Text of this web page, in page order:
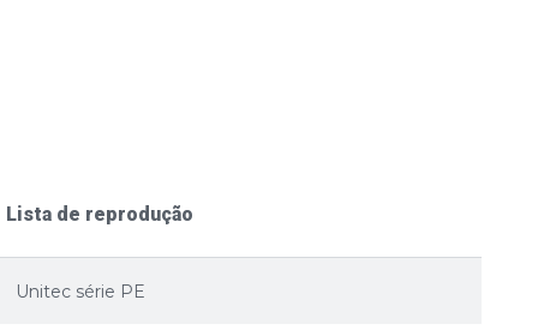
Lista de reprodução
Unitec série PE